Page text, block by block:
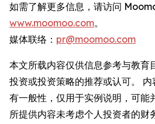
如需了解更多信息，请访问
www.moomoo.com。
媒体联络： pr@moomoo.com
本文所载内容仅供信息参考与教育
投资或投资策略的推荐或认可。
有一般性，仅用于实例说明，可能
所提供内容未考虑个人投资者的财